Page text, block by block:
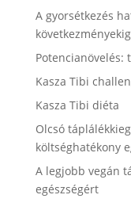
A gyorsétkezés
következményekig
Potencianövelés:
Kasza Tibi
Kasza Tibi diéta
Olcsó
költséghatékony
A legjobb vegán
egészségért